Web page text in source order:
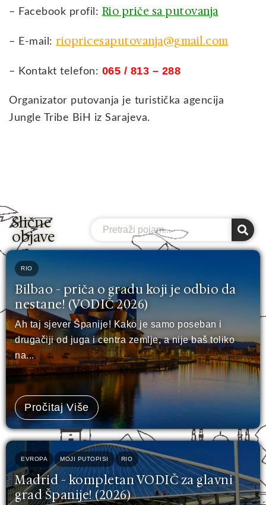
– Facebook profil: Rio priče sa putovanja
– E-mail: riopricesaputovanja@gmail.com
– Kontakt telefon: 065 / 813 – 288
Organizator putovanja je turistička agencija
Jungle Tribe BiH iz Sarajeva.
Slične
objave
Search
RIO
Bilbao - priča o gradu koji je odbio da
nestane! (VODIČ 2026)
Ah taj sjever Španije! Kako je samo poseban i
drugačiji od juga i centra zemlje, a nije baš toliko
na...
Pročitaj Više
EVROPA MOJI PUTOPISI RIO
Madrid - kompletan VODIČ za glavni
grad Španije! (2026)